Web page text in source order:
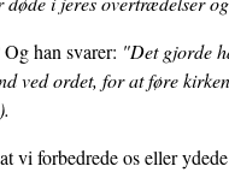
han svarer: "Det gjorde
ved ordet, for at føre
vi forbedrede os eller